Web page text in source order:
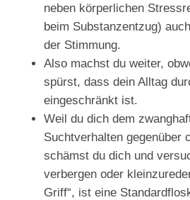
neben körperlichen
beim Substanzentzug)
der Stimmung.
Also machst du weiter,
spürst, dass dein Alltag
eingeschränkt ist.
Weil du dich dem
Suchtverhalten gegenüber
schämst du dich und
verbergen oder
Griff“, ist eine